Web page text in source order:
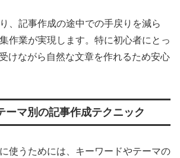
、記事作成の途中での手戻りを減ら
作業が実現します。特に初心者にとっ
けながら自然な文章を作れるため安心
ーマ別の記事作成テクニック
使うためには、キーワードやテーマの